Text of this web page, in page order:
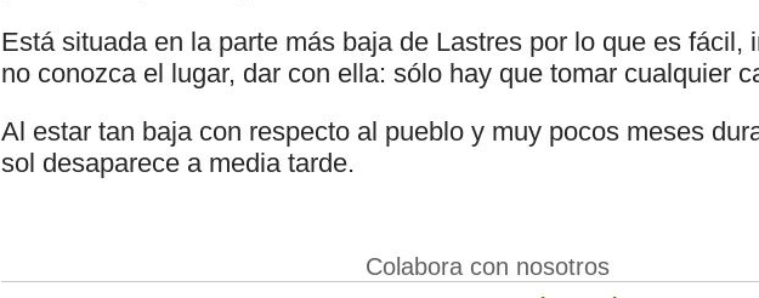
Está situada en la parte más baja de Lastres por lo que es fácil,
no conozca el lugar, dar con ella: sólo hay que tomar cualquier
Al estar tan baja con respecto al pueblo y muy pocos meses
sol desaparece a media tarde.
Colabora con nosotros